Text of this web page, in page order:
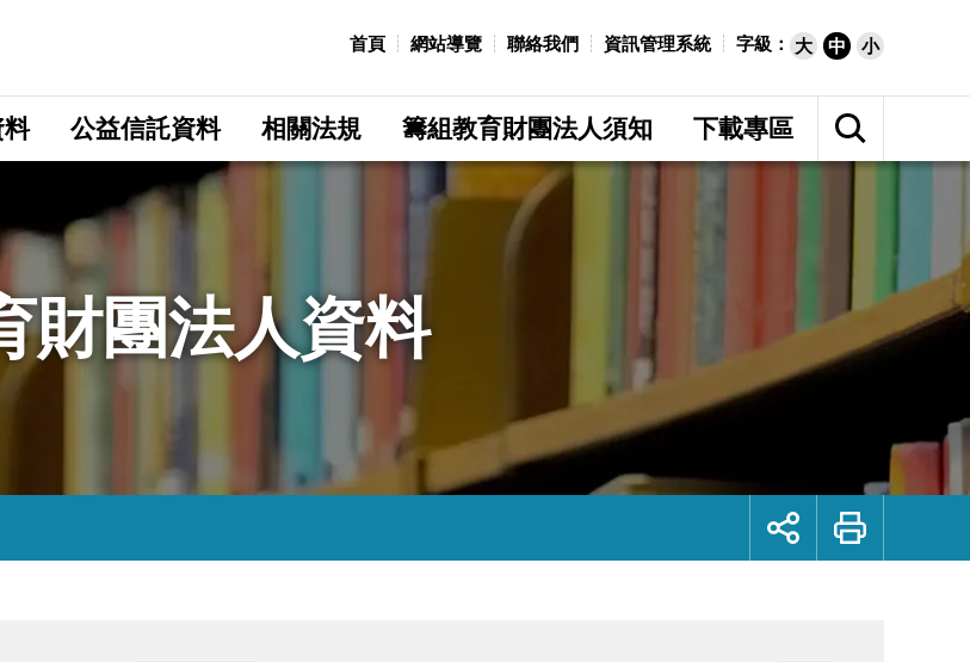
首頁 網站導覽 聯絡我們 資訊管理系統 字級： 大 中 小
公益信託資料 相關法規 籌組教育財團法人須知 下載專區
展
開
網
站
尋
財團法人資料
展
鈕
列